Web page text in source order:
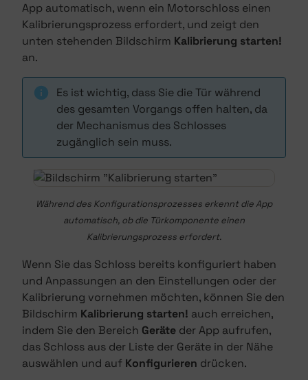
App automatisch, wenn ein Motorschloss einen
Kalibrierungsprozess erfordert, und zeigt den
unten stehenden Bildschirm Kalibrierung starten!
an.
Es ist wichtig, dass Sie die Tür während
des gesamten Vorgangs offen halten, da
der Mechanismus des Schlosses
zugänglich sein muss.
Während des Konfigurationsprozesses erkennt die App
automatisch, ob die Türkomponente einen
Kalibrierungsprozess erfordert.
Wenn Sie das Schloss bereits konfiguriert haben
und Anpassungen an den Einstellungen oder der
Kalibrierung vornehmen möchten, können Sie den
Bildschirm Kalibrierung starten! auch erreichen,
indem Sie den Bereich Geräte der App aufrufen,
das Schloss aus der Liste der Geräte in der Nähe
auswählen und auf Konfigurieren drücken.